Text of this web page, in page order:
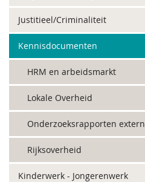
Justitieel/Criminaliteit
Kennisdocumenten
HRM en arbeidsmarkt
Lokale Overheid
Onderzoeksrapporten extern
Rijksoverheid
Kinderwerk - Jongerenwerk